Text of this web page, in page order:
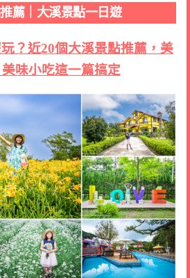
薦｜大溪景點一日遊
？近20個大溪景點推薦，美
味小吃這一篇搞定